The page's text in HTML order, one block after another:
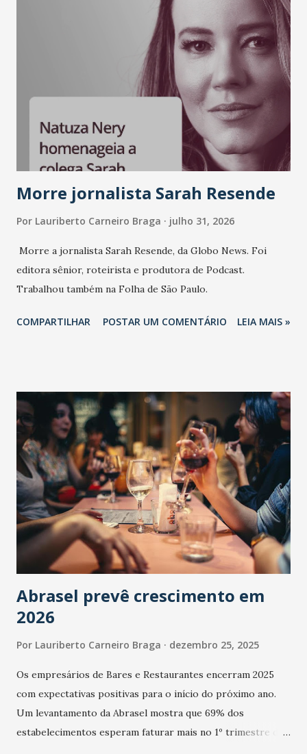
Morre jornalista Sarah Resende
Por Lauriberto Carneiro Braga julho 31, 2026
Morre a jornalista Sarah Resende, da Globo News. Foi
editora sênior, roteirista e produtora de Podcast.
Trabalhou também na Folha de São Paulo.
COMPARTILHAR POSTAR UM COMENTÁRIO LEIA MAIS »
Abrasel prevê crescimento em
2026
Por Lauriberto Carneiro Braga dezembro 25, 2025
Os empresários de Bares e Restaurantes encerram 2025
com expectativas positivas para o início do próximo ano.
Um levantamento da Abrasel mostra que 69% dos
estabelecimentos esperam faturar mais no 1º trimestre de